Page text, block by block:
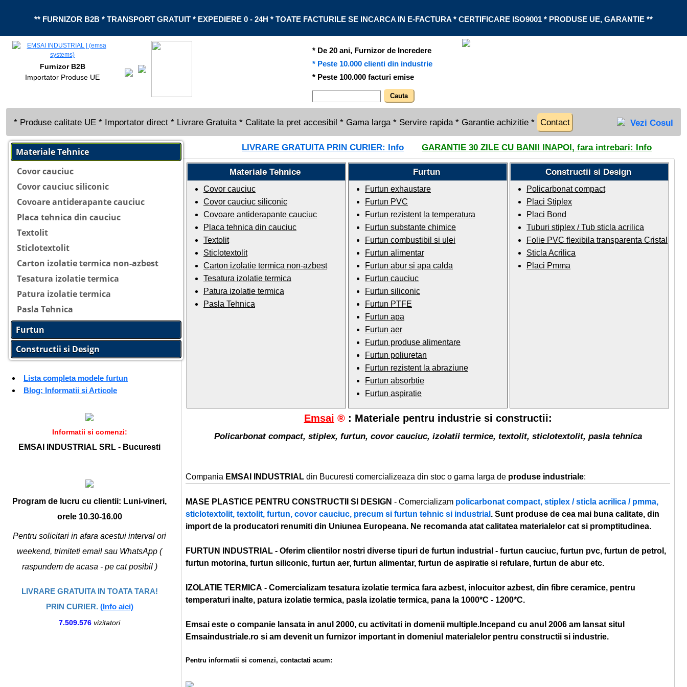
** FURNIZOR B2B * TRANSPORT GRATUIT * EXPEDIERE 0 - 24H * TOATE FACTURILE SE INCARCA IN E-FACTURA * CERTIFICARE ISO9001 * PRODUSE UE, GARANTIE **
Furnizor B2B
Importator Produse UE
* De 20 ani, Furnizor de Incredere
* Peste 10.000 clienti din industrie
* Peste 100.000 facturi emise
* Produse calitate UE * Importator direct * Livrare Gratuita * Calitate la pret accesibil * Gama larga * Servire rapida * Garantie achizitie * Contact Vezi Cosul
Materiale Tehnice
Covor cauciuc
Covor cauciuc siliconic
Covoare antiderapante cauciuc
Placa tehnica din cauciuc
Textolit
Sticlotextolit
Carton izolatie termica non-azbest
Tesatura izolatie termica
Patura izolatie termica
Pasla Tehnica
Furtun
Constructii si Design
Lista completa modele furtun
Blog: Informatii si Articole
Informatii si comenzi:
EMSAI INDUSTRIAL SRL - Bucuresti
Program de lucru cu clientii: Luni-vineri,
orele 10.30-16.00
Pentru solicitari in afara acestui interval ori
weekend, trimiteti email sau WhatsApp (
raspundem de acasa - pe cat posibil )
LIVRARE GRATUITA IN TOATA TARA!
PRIN CURIER. (Info aici)
7.509.576 vizitatori
GARANTIE 30 ZILE CU BANII INAPOI, fara intrebari: Info
LIVRARE GRATUITA PRIN CURIER: Info
Materiale Tehnice
Covor cauciuc
Covor cauciuc siliconic
Covoare antiderapante cauciuc
Placa tehnica din cauciuc
Textolit
Sticlotextolit
Carton izolatie termica non-azbest
Tesatura izolatie termica
Patura izolatie termica
Pasla Tehnica
Furtun
Furtun exhaustare
Furtun PVC
Furtun rezistent la temperatura
Furtun substante chimice
Furtun combustibil si ulei
Furtun alimentar
Furtun abur si apa calda
Furtun cauciuc
Furtun siliconic
Furtun PTFE
Furtun apa
Furtun aer
Furtun produse alimentare
Furtun poliuretan
Furtun rezistent la abraziune
Furtun absorbtie
Furtun aspiratie
Constructii si Design
Policarbonat compact
Placi Stiplex
Placi Bond
Tuburi stiplex / Tub sticla acrilica
Folie PVC flexibila transparenta Cristal
Sticla Acrilica
Placi Pmma
Emsai ®: Materiale pentru industrie si constructii:
Policarbonat compact, stiplex, furtun, covor cauciuc, izolatii termice, textolit, sticlotextolit, pasla tehnica
Compania EMSAI INDUSTRIAL din Bucuresti comercializeaza din stoc o gama larga de produse industriale:
MASE PLASTICE PENTRU CONSTRUCTII SI DESIGN - Comercializam policarbonat compact, stiplex / sticla acrilica / pmma,
sticlotextolit, textolit, furtun, covor cauciuc, precum si furtun tehnic si industrial . Sunt produse de cea mai buna calitate, din
import de la producatori renumiti din Uniunea Europeana. Ne recomanda atat calitatea materialelor cat si promptitudinea.
FURTUN INDUSTRIAL - Oferim clientilor nostri diverse tipuri de furtun industrial - furtun cauciuc, furtun pvc, furtun de petrol,
furtun motorina, furtun siliconic, furtun aer, furtun alimentar, furtun de aspiratie si refulare, furtun de abur etc.
IZOLATIE TERMICA - Comercializam tesatura izolatie termica fara azbest, inlocuitor azbest, din fibre ceramice, pentru
temperaturi inalte, patura izolatie termica, pasla izolatie termica, pana la 1000*C - 1200*C.
Emsai este o companie lansata in anul 2000, cu activitati in domenii multiple.Incepand cu anul 2006 am lansat situl
Emsaindustriale.ro si am devenit un furnizor important in domeniul materialelor pentru constructii si industrie.
Pentru informatii si comenzi, contactati acum: